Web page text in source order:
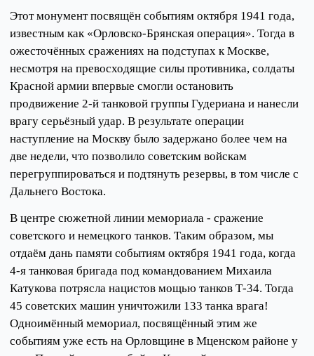
Этот монумент посвящён событиям октября 1941 года,
известным как «Орловско-Брянская операция». Тогда в
ожесточённых сражениях на подступах к Москве,
несмотря на превосходящие силы противника, солдаты
Красной армии впервые смогли остановить
продвижение 2-й танковой группы Гудериана и нанесли
врагу серьёзный удар. В результате операции
наступление на Москву было задержано более чем на
две недели, что позволило советским войскам
перегруппироваться и подтянуть резервы, в том числе с
Дальнего Востока.
В центре сюжетной линии мемориала - сражение
советского и немецкого танков. Таким образом, мы
отдаём дань памяти событиям октября 1941 года, когда
4-я танковая бригада под командованием Михаила
Катукова потрясла нацистов мощью танков Т-34. Тогда
45 советских машин уничтожили 133 танка врага!
Одноимённый мемориал, посвящённый этим же
событиям уже есть на Орловщине в Мценском районе у